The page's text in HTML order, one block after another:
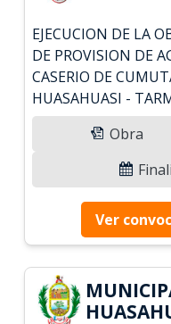
EJECUCION DE LA
DE PROVISION DE
CASERIO DE
HUASAHUASI -
Obra
Ver